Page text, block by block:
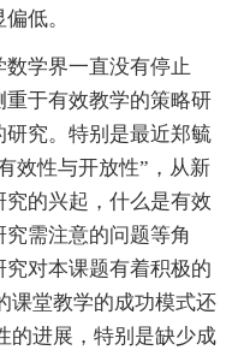
低。
学界一直没有停止
于有效教学的策略研
究。特别是最近郑毓
效性与开放性”，从新
的兴起，什么是有效
需注意的问题等角
对本课题有着积极的
课堂教学的成功模式还
的进展，特别是缺少成